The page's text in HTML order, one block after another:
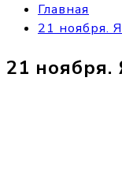
Главная
21 ноября.
21